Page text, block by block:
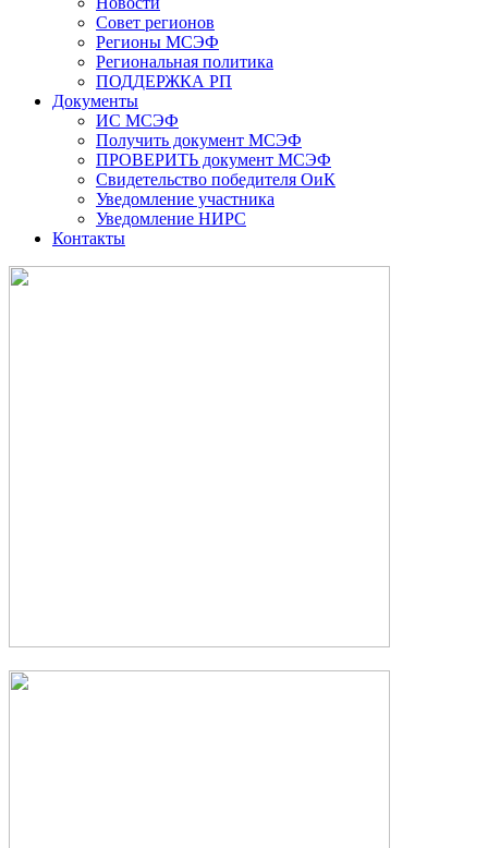
Совет регионов
Регионы МСЭФ
Региональная политика
ПОДДЕРЖКА РП
Документы
ИС МСЭФ
Получить документ МСЭФ
ПРОВЕРИТЬ документ МСЭФ
Свидетельство победителя ОиК
Уведомление участника
Уведомление НИРС
Контакты